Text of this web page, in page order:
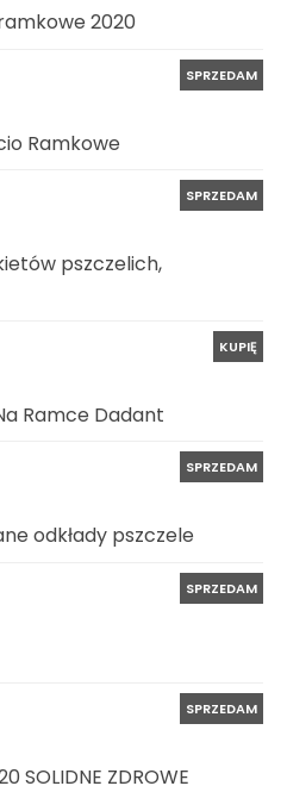
2020
SPRZEDAM
Ramkowe
SPRZEDAM
pszczelich,
KUPIĘ
Ramce Dadant
SPRZEDAM
odkłady pszczele
SPRZEDAM
SPRZEDAM
SOLIDNE ZDROWE